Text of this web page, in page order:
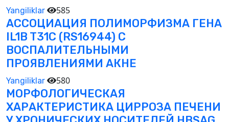
Yangiliklar 585
АССОЦИАЦИЯ ПОЛИМОРФИЗМА ГЕНА
IL1B T31C (RS16944) С
ВОСПАЛИТЕЛЬНЫМИ
ПРОЯВЛЕНИЯМИ АКНЕ
Yangiliklar 580
МОРФОЛОГИЧЕСКАЯ
ХАРАКТЕРИСТИКА ЦИРРОЗА ПЕЧЕНИ